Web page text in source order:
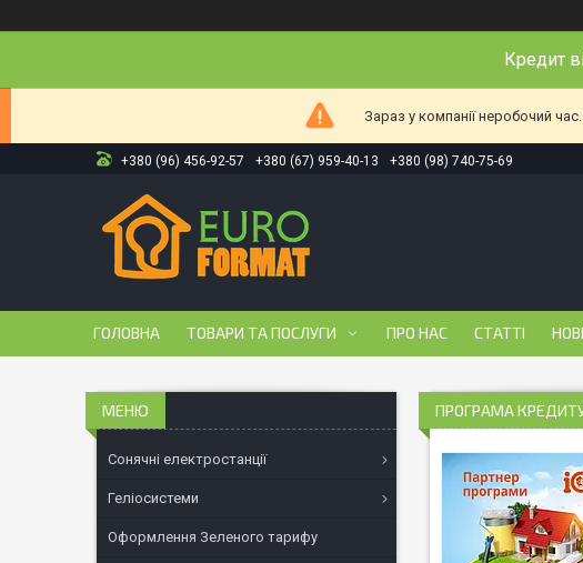
Кредит
Зараз у компанії неробочий
+380 (96) 456-92-57 +380 (67) 959-40-13 +380 (98) 740-75-69
ГОЛОВНА ТОВАРИ ТА ПОСЛУГИ ПРО НАС СТАТТІ
ПРОГРАМА
Сонячні електростанції
Геліосистеми
Оформлення Зеленого тарифу